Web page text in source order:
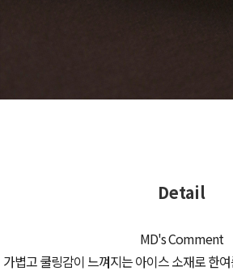
Detail
MD's Comment
가볍고 쿨링감이 느껴지는 아이스 소재로 한